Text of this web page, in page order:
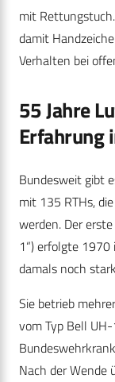
mit
damit
Verhalten bei
55 Jahre
Erfahrung
Bundesweit gibt
mit 135 RTHs,
werden. Der
1“) erfolgte
damals noch
Sie betrieb
vom Typ Bell
Nach der Wende